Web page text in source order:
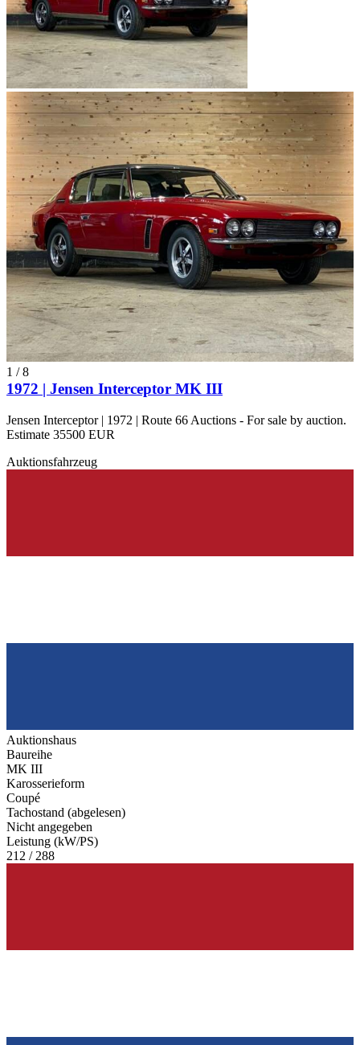
1 /8
1972 | Jensen Interceptor MK III
Jensen Interceptor | 1972 | Route 66 Auctions - For sale by auction.
Estimate 35500 EUR
Auktionsfahrzeug
Auktionshaus
Baureihe
MK III
Karosserieform
Coupé
Tachostand (abgelesen)
Nicht angegeben
Leistung (kW/PS)
212 / 288